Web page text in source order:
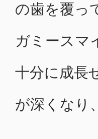
の歯を覆っ
ガミースマ
十分に成長
が深くなり